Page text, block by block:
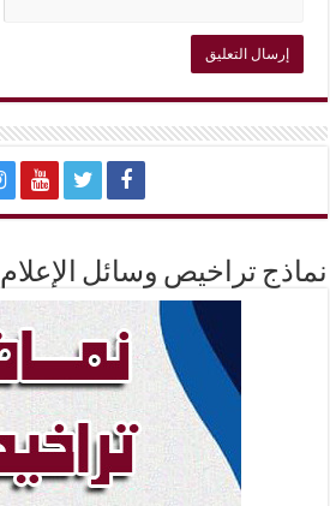
نماذج تراخيص وسائل الإعلام